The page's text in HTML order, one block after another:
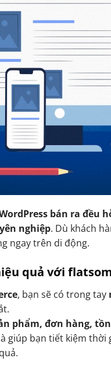
bán ra đều
nghiệp. Dù khách
ngay trên di động.
quả với
, bạn sẽ có trong tay
phẩm, đơn hàng,
giúp bạn tiết kiệm thời